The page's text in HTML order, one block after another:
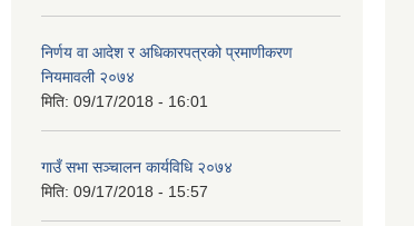
निर्णय वा आदेश र अधिकारपत्रको प्रमाणीकरण
नियमावली २०७४
मिति: 09/17/2018 - 16:01
गाउँ सभा सञ्चालन कार्यविधि २०७४
मिति: 09/17/2018 - 15:57